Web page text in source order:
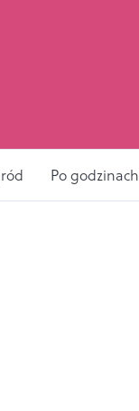
Po godzinach